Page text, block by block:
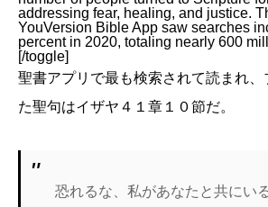
addressing fear, healing, and justice.
YouVersion Bible App saw searches
percent in 2020, totaling nearly 600
[/toggle]
聖書アプリで最も検索されて読まれ
た聖句はイザヤ４１章１０節だ。
恐れるな、私があなたと共にいる